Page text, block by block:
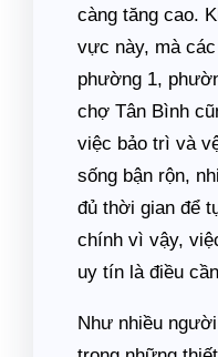
càng tăng cao.
vực này, mà
phường 1,
chợ Tân Bình
việc bảo trì và
sống bận rộn,
đủ thời gian để
chính vì vậy,
uy tín là điều
Như nhiều